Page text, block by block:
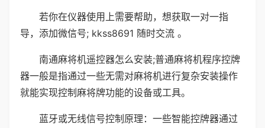
若你在仪器使用上需要帮助，想获取一对一指
导，添加微信号; kkss8691 随时交流 。
南通麻将机遥控器怎么安装;普通麻将机程序控牌
器一般是指通过一些无需对麻将机进行复杂安装操作
就能实现控制麻将牌功能的设备或工具。
蓝牙或无线信号控制原理：一些智能控牌器通过